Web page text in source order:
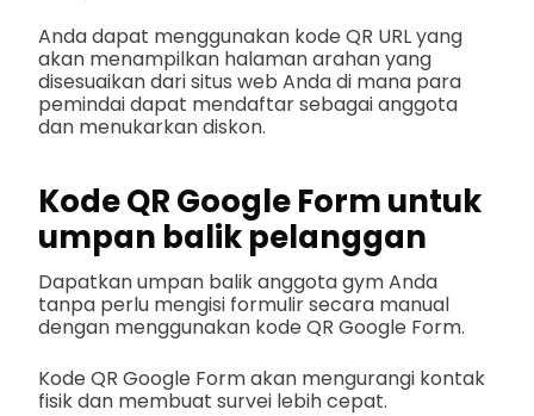
Anda dapat menggunakan kode QR URL yang
akan menampilkan halaman arahan yang
disesuaikan dari situs web Anda di mana para
pemindai dapat mendaftar sebagai anggota
dan menukarkan diskon.
Kode QR Google Form untuk
umpan balik pelanggan
Dapatkan umpan balik anggota gym Anda
tanpa perlu mengisi formulir secara manual
dengan menggunakan kode QR Google Form.
Kode QR Google Form akan mengurangi kontak
fisik dan membuat survei lebih cepat.